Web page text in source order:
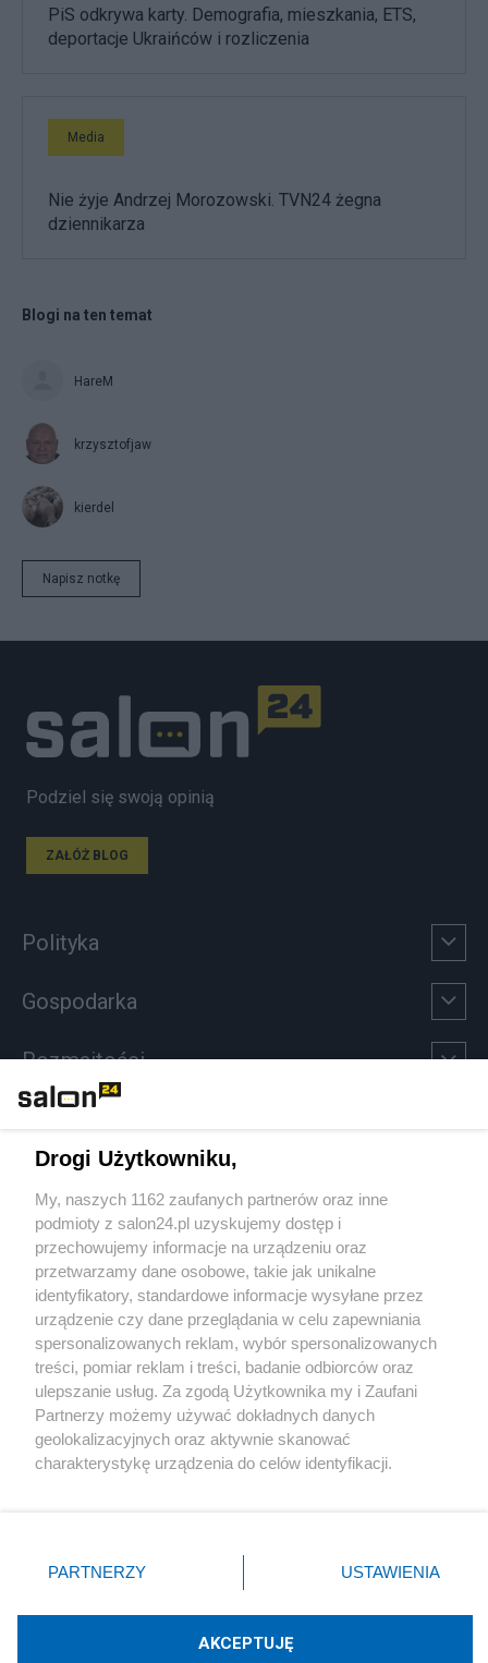
PiS odkrywa karty. Demografia, mieszkania, ETS,
deportacje Ukraińców i rozliczenia
Media
Nie żyje Andrzej Morozowski. TVN24 żegna
dziennikarza
Blogi na ten temat
HareM
krzysztofjaw
kierdel
Napisz notkę
Podziel się swoją opinią
ZAŁÓŻ BLOG
Polityka
Gospodarka
Rozmaitości
Sport
Społeczeństwo
Kultura
X Facebook Instagram Youtube
Drogi Użytkowniku,
My, naszych 1162 zaufanych partnerów oraz inne
podmioty z salon24.pl uzyskujemy dostęp i
przechowujemy informacje na urządzeniu oraz
przetwarzamy dane osobowe, takie jak unikalne
identyfikatory, standardowe informacje wysyłane przez
urządzenie czy dane przeglądania w celu zapewniania
spersonalizowanych reklam, wybór spersonalizowanych
treści, pomiar reklam i treści, badanie odbiorców oraz
ulepszanie usług. Za zgodą Użytkownika my i Zaufani
Partnerzy możemy używać dokładnych danych
geolokalizacyjnych oraz aktywnie skanować
charakterystykę urządzenia do celów identyfikacji.
zmienić/wycofać klikając przycisk ustawień prywatności
znajdujący się w lewym dolnym rogu strony
rodzaje przetwarzania danych nie wymagają zgody
użytkownika, ale masz prawo sprzeciwić się takiemu
PARTNERZY USTAWIENIA
AKCEPTUJĘ